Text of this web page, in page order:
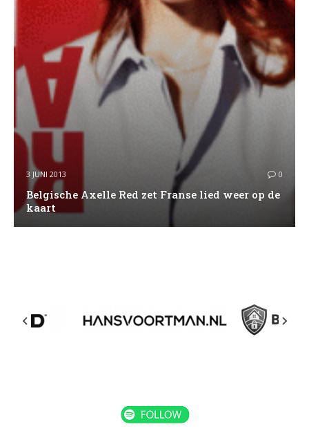
3 JUNI 2013 0
Belgische Axelle Red zet Franse lied weer op de
kaart